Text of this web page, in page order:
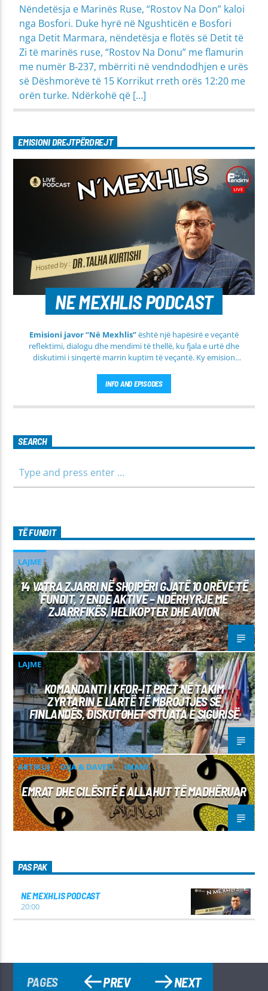
Nëndetësja e Marinës Ruse, “Rostov Na Don” kaloi
nga Bosfori. Duke hyrë në Ngushticën e Bosfori
nga Detit Marmara, nëndetësja e flotës së Detit të
Zi të marinës ruse, “Rostov Na Donu” me flamurin
me numër B-237, mbërriti në vendndodhjen e urës
së Dëshmorëve të 15 Korrikut rreth orës 12:20 me
orën turke. Ndërkohë që […]
EMISIONI DREJTPËRDREJT
NE MEXHLIS PODCAST
Emisioni javor “Në Mexhlis”është një hapësirë e veçantë
reflektimi, dialogu dhe mendimi të thellë, ku fjala e urtë dhe
diskutimi i sinqertë marrin kuptim të veçantë. Ky emision
publiku një formë komunikimi të hapur, të qetë dhe shumë
përmbajtësore
INFO AND EPISODES
SEARCH
TË FUNDIT
LAJME
14 VATRA ZJARRI NË SHQIPËRI GJATË 10 ORËVE TË
FUNDIT, 7 ENDE AKTIVE – NDËRHYRJE ME
ZJARRFIKËS, HELIKOPTER DHE AVION
LAJME
KOMANDANTI I KFOR-IT PRET NË TAKIM
ZYRTARIN E LARTË TË MBROJTJES SË
FINLANDËS, DISKUTOHET SITUATA E SIGURISË
ARTIKUJ DIJA & DAVETI IMANI
EMRAT DHE CILËSITË E ALLAHUT TË MADHËRUAR
PAS PAK
NE MEXHLIS PODCAST
20:00
PAGES PREV NEXT